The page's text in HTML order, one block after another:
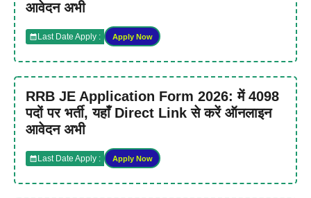
आवेदन अभी
Last Date Apply : Apply Now
RRB JE Application Form 2026: में 4098
पदों पर भर्ती, यहाँ Direct Link से करें ऑनलाइन
आवेदन अभी
Last Date Apply : Apply Now